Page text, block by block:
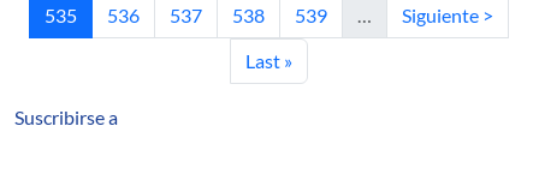
Página actual
535 Página
536 Página
537 Página
538 Página
539 … Siguiente página
Siguiente >
Última página
Last »
Suscribirse a